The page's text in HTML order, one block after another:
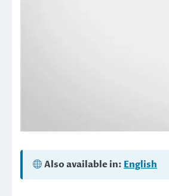
Also available in: English